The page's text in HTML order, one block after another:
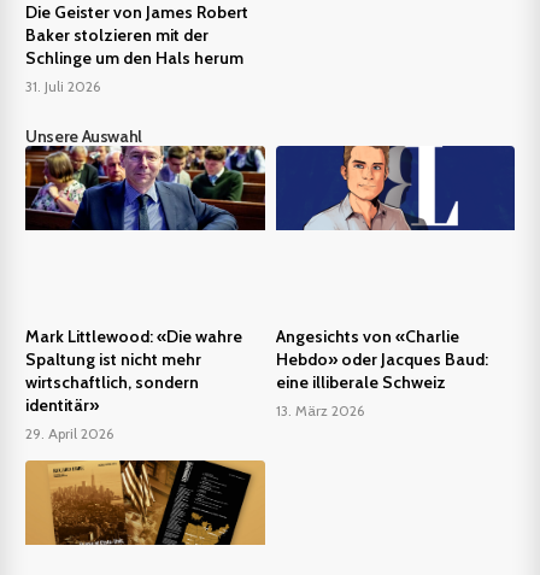
Die Geister von James Robert
Baker stolzieren mit der
Schlinge um den Hals herum
31. Juli 2026
Unsere Auswahl
Mark Littlewood: «Die wahre
Spaltung ist nicht mehr
wirtschaftlich, sondern
identitär»
29. April 2026
Angesichts von «Charlie
Hebdo» oder Jacques Baud:
eine illiberale Schweiz
13. März 2026